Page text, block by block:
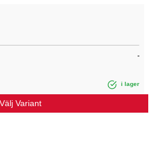
i lager
Välj Variant